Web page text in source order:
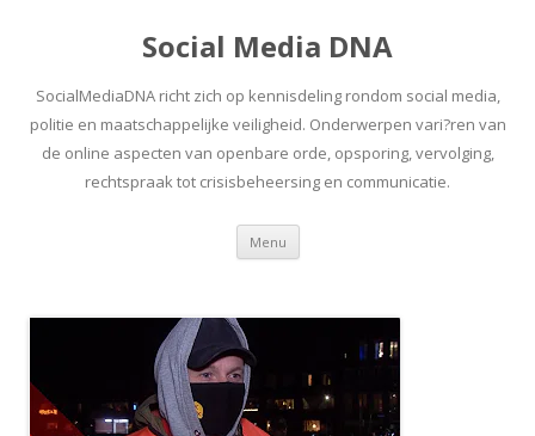
Social Media DNA
SocialMediaDNA richt zich op kennisdeling rondom social media,
politie en maatschappelijke veiligheid. Onderwerpen vari?ren van
de online aspecten van openbare orde, opsporing, vervolging,
rechtspraak tot crisisbeheersing en communicatie.
Menu Spring
inhoud